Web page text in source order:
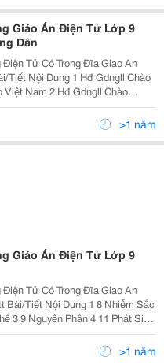
Giáo Án Điện Tử Lớp 9
Dân
Điện Tử Có Trong Đĩa Giao An
Việt Nam 2 Hđ Gdngll Chào
Đoàn 3 Hđ Gdngll Hồ Chí Minh -
Nghị Lực 4 Hđ Gdngll Hội Vui>1 năm
Giáo Án Điện Tử Lớp 9
Điện Tử Có Trong Đĩa Giao An
3 9 Nguyên Phân 4 11 Phát Sinh
12 Cơ Chế Xác Định Giới Tính 6
15 Adn 8 16 A
>1 năm